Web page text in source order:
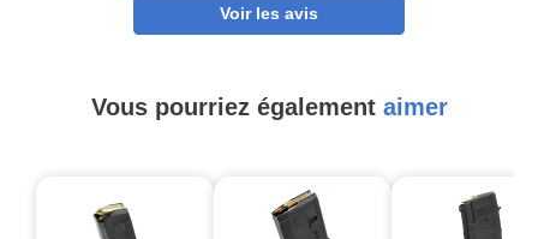
Voir les avis
Vous pourriez également aimer